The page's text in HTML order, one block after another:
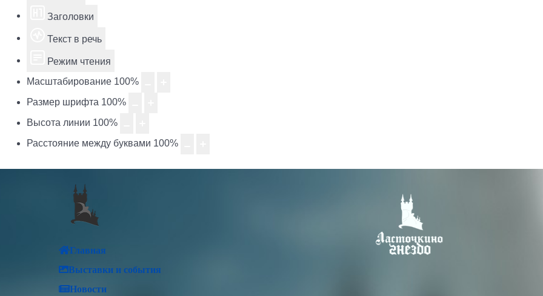
Заголовки
Текст в речь
Режим чтения
Масштабирование 100%
Размер шрифта 100%
Высота линии 100%
Расстояние между буквами 100%
Главная
Выставки и события
Новости